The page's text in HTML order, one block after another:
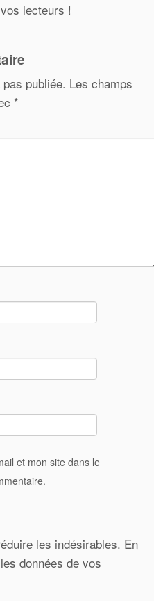
lecteurs !
publiée. Les champs
*
et mon site dans le
les indésirables. En
données de vos